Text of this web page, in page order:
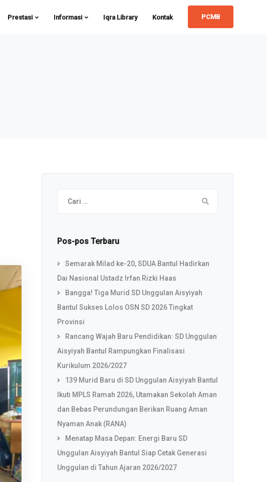
Prestasi Informasi Iqra Library Kontak PCMB
Cari
untuk:
Pos-pos Terbaru
Semarak Milad ke-20, SDUA Bantul Hadirkan
Dai Nasional Ustadz Irfan Rizki Haas
Bangga! Tiga Murid SD Unggulan Aisyiyah
Bantul Sukses Lolos OSN SD 2026 Tingkat
Provinsi
Rancang Wajah Baru Pendidikan: SD Unggulan
Aisyiyah Bantul Rampungkan Finalisasi
Kurikulum 2026/2027
139 Murid Baru di SD Unggulan Aisyiyah Bantul
Ikuti MPLS Ramah 2026, Utamakan Sekolah Aman
dan Bebas Perundungan Berikan Ruang Aman
Nyaman Anak (RANA)
Menatap Masa Depan: Energi Baru SD
Unggulan Aisyiyah Bantul Siap Cetak Generasi
Unggulan di Tahun Ajaran 2026/2027